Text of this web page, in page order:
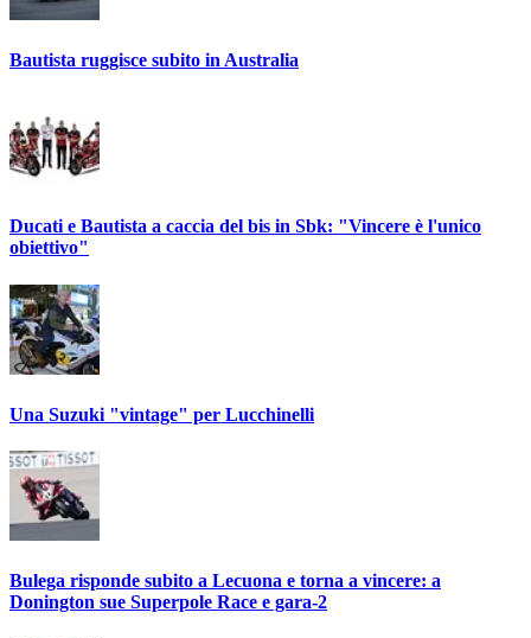
Bautista ruggisce subito in Australia
Ducati e Bautista a caccia del bis in Sbk: "Vincere è l'unico
obiettivo"
Una Suzuki "vintage" per Lucchinelli
Bulega risponde subito a Lecuona e torna a vincere: a
Donington sue Superpole Race e gara-2